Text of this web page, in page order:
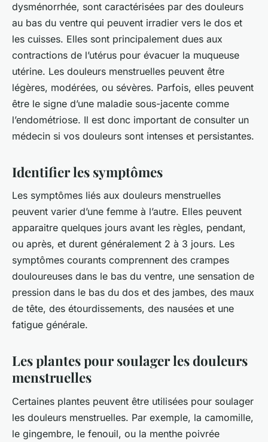
dysménorrhée, sont caractérisées par des douleurs
au bas du ventre qui peuvent irradier vers le dos et
les cuisses. Elles sont principalement dues aux
contractions de l’utérus pour évacuer la muqueuse
utérine. Les douleurs menstruelles peuvent être
légères, modérées, ou sévères. Parfois, elles peuvent
être le signe d’une maladie sous-jacente comme
l’endométriose. Il est donc important de consulter un
médecin si vos douleurs sont intenses et persistantes.
Identifier les symptômes
Les symptômes liés aux douleurs menstruelles
peuvent varier d’une femme à l’autre. Elles peuvent
apparaitre quelques jours avant les règles, pendant,
ou après, et durent généralement 2 à 3 jours. Les
symptômes courants comprennent des crampes
douloureuses dans le bas du ventre, une sensation de
pression dans le bas du dos et des jambes, des maux
de tête, des étourdissements, des nausées et une
fatigue générale.
Les plantes pour soulager les douleurs
menstruelles
Certaines plantes peuvent être utilisées pour soulager
les douleurs menstruelles. Par exemple, la camomille,
le gingembre, le fenouil, ou la menthe poivrée